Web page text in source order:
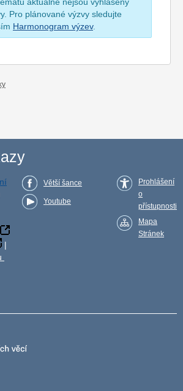
Pro plánované výzvy sledujte
Harmonogram výzev.
|
Větší šance
Youtube
Prohlášení
o
přístupnosti
Mapa
Stránek